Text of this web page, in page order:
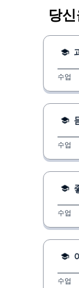
당
수업
수업
수업
수업